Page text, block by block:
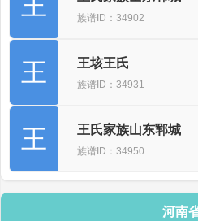
族谱ID：34902
王 王垓王氏
族谱ID：34931
王 王氏家族山东郓城
族谱ID：34950
河南